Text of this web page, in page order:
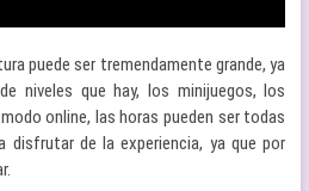
puede ser tremendamente grande, ya
niveles que hay, los minijuegos, los
online, las horas pueden ser todas
disfrutar de la experiencia, ya que por